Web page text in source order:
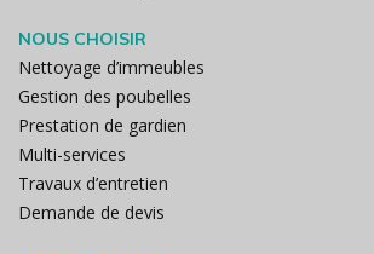
NOUS CHOISIR
Nettoyage d’immeubles
Gestion des poubelles
Prestation de gardien
Multi-services
Travaux d’entretien
Demande de devis